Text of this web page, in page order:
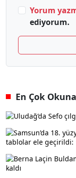
Yorum
ediyorum.
En Çok